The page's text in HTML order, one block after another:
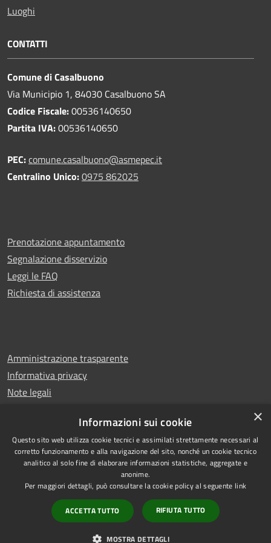
Luoghi
CONTATTI
Comune di Casalbuono
Via Municipio 1, 84030 Casalbuono SA
Codice Fiscale:00536140650
Partita IVA:00536140650
PEC:comune.casalbuono@asmepec.it
Centralino Unico:0975 862025
Prenotazione appuntamento
Segnalazione disservizio
Leggi le FAQ
Richiesta di assistenza
Amministrazione trasparente
Informativa privacy
Note legali
RSS
Accessibilità
Copyright © 2026 • Comune di
Casalbuono • Powered by
Municipium•Accesso
redazione
×
Informazioni sui cookie
Questo sito web utilizza cookie tecnici e assimilati strettamente necessari al
corretto funzionamento e alla navigazione del sito, nonché un cookie tecnico
analitico al solo fine di elaborare informazioni statistiche, aggregate e
anonime.
Per maggiori dettagli, può consultare la cookie policy al seguente link
ACCETTA TUTTO RIFIUTA TUTTO
MOSTRA DETTAGLI